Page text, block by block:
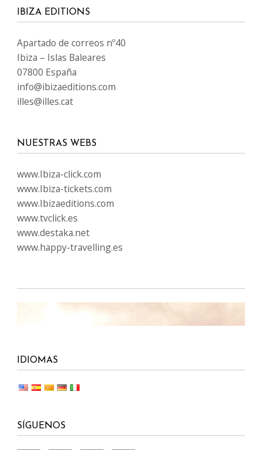
www.happy-travelling.es
SÍGUENOS